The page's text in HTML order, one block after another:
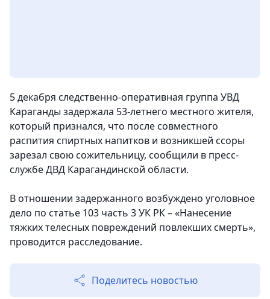
5 декабря следственно-оперативная группа УВД
Караганды задержала 53-летнего местного жителя,
который признался, что после совместного
распития спиртных напитков и возникшей ссоры
зарезал свою сожительницу, сообщили в пресс-
службе ДВД Карагандинской области.
В отношении задержанного возбуждено уголовное
дело по статье 103 часть 3 УК РК – «Нанесение
тяжких телесных повреждений повлекших смерть»,
проводится расследование.
Поделитесь новостью